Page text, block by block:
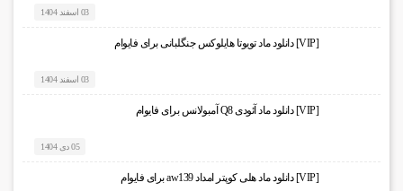
03 اسفند 1404
[VIP] دانلود ماد تویوتا هایلوکس جنگلبانی برای فایوام
03 اسفند 1404
[VIP] دانلود ماد آئودی Q8 آمبولانس برای فایوام
05 دی 1404
[VIP] دانلود ماد هلی کوپتر امداد aw139 برای فایوام